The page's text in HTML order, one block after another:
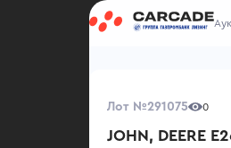
Лот №291075 0
JOHN, DEERE